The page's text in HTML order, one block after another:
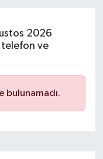
2026
telefon ve
bulunamadı.